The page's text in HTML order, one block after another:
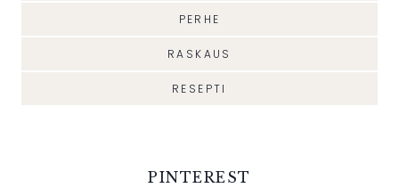
PERHE
RASKAUS
RESEPTI
PINTEREST